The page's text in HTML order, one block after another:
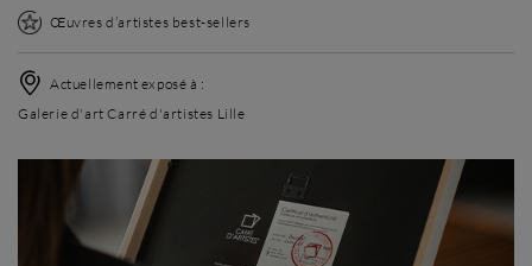
Œuvres d’artistes best-sellers
Actuellement exposé à :
Galerie d'art Carré d'artistes Lille